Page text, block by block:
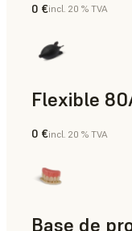
Poudre SLS
0 €incl. 20 % TVA
0 €incl. 20 % TVA